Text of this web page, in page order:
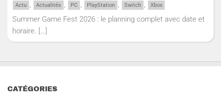
Actu , Actualités , PC , PlayStation , Switch , Xbox
Summer Game Fest 2026 : le planning complet avec date et
horaire. […]
CATÉGORIES